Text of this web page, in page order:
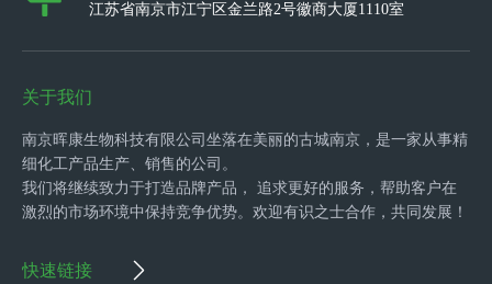
江苏省南京市江宁区金兰路2号徽商大厦1110室
关于我们
南京晖康生物科技有限公司坐落在美丽的古城南京，是一家从事精
细化工产品生产、销售的公司。
我们将继续致力于打造品牌产品， 追求更好的服务，帮助客户在
激烈的市场环境中保持竞争优势。欢迎有识之士合作，共同发展！
快速链接